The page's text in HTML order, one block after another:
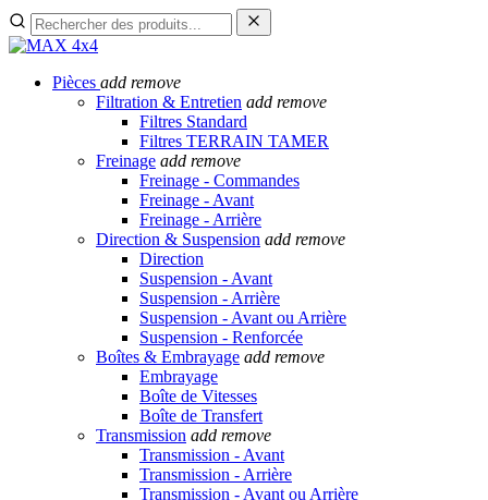
Pièces add remove
Filtration & Entretien add remove
Filtres Standard
Filtres TERRAIN TAMER
Freinage add remove
Freinage - Commandes
Freinage - Avant
Freinage - Arrière
Direction & Suspension add remove
Direction
Suspension - Avant
Suspension - Arrière
Suspension - Avant ou Arrière
Suspension - Renforcée
Boîtes & Embrayage add remove
Embrayage
Boîte de Vitesses
Boîte de Transfert
Transmission add remove
Transmission - Avant
Transmission - Arrière
Transmission - Avant ou Arrière